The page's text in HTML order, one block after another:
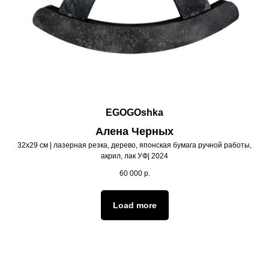
EGOGOshka
Алена Черных
32х29 см | лазерная резка, дерево, японская бумага ручной работы,
акрил, лак УФ| 2024
60 000 р.
Load more